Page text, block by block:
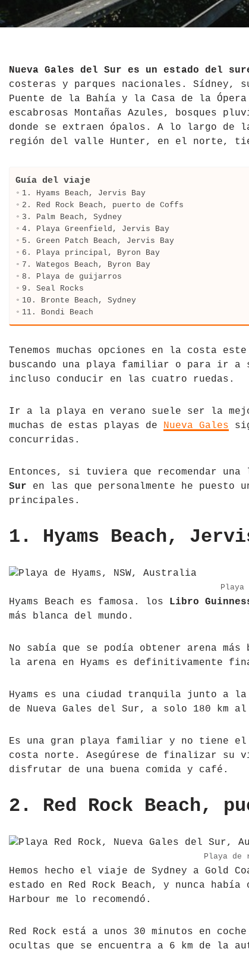
El Salvador
Hawái
México
Nicaragua
Perú
República Dominicana
Venezuela
Jordania
La India
Madagascar
Malasia
Mongolia
Nepal
Qatar
Tailandia
Tíbet
Vietnam
Croacia
Escocia
Eslovenia
España
Francia
Grecia
Hungría
Inglaterra
Irlanda
Islandia
Letonia
Macedonia del Norte
Noruega
País de Gales
Portugal
Rusia
Serbia
Suiza
Ucrania
Nueva Gales del Sur es un estado del
costeras y parques nacionales.
Puente de la Bahía y la Casa de la
escabrosas Montañas Azules, bosques
donde se extraen ópalos. A lo largo
región del valle Hunter, en el norte,
Guía del viaje
1. Hyams Beach, Jervis Bay
2. Red Rock Beach, puerto de Coffs
3. Palm Beach, Sydney
4. Playa Greenfield, Jervis Bay
5. Green Patch Beach, Jervis Bay
6. Playa principal, Byron Bay
7. Wategos Beach, Byron Bay
8. Playa de guijarros
9. Seal Rocks
10. Bronte Beach, Sydney
11. Bondi Beach
Tenemos muchas opciones en la costa
buscando una playa familiar o para ir a
incluso conducir en las cuatro ruedas.
Ir a la playa en verano suele ser la
muchas de estas playas de Nueva Gales
concurridas.
Entonces, si tuviera que recomendar
Sur en las que personalmente he puesto
principales.
1. Hyams Beach,
Playa
Hyams Beach es famosa. los Libro
más blanca del mundo.
No sabía que se podía obtener arena más
la arena en Hyams es definitivamente
Hyams es una ciudad tranquila junto a
de Nueva Gales del Sur, a solo 180 km al
Es una gran playa familiar y no tiene el
costa norte. Asegúrese de finalizar su
disfrutar de una buena comida y café.
2. Red Rock Beach,
Playa de
Hemos hecho el viaje de Sydney a Gold
estado en Red Rock Beach, y nunca
Harbour me lo recomendó.
Red Rock está a unos 30 minutos en
ocultas que se encuentra a 6 km de la